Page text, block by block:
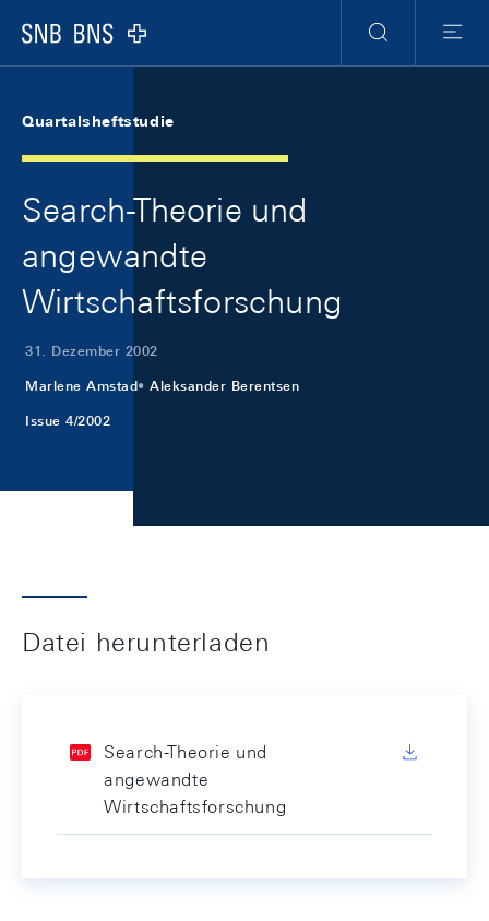
Logo
Suche
Menu
Quartalsheftstudie
Search-Theorie und
angewandte
Wirtschaftsforschung
31. Dezember 2002
Marlene Amstad Aleksander Berentsen
Issue 4/2002
Datei herunterladen
Search-Theorie und
angewandte
Wirtschaftsforschung